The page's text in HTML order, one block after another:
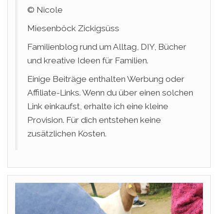
© Nicole
Miesenböck Zickigsüss
Familienblog rund um Alltag, DIY, Bücher
und kreative Ideen für Familien.
Einige Beiträge enthalten Werbung oder
Affiliate-Links. Wenn du über einen solchen
Link einkaufst, erhalte ich eine kleine
Provision. Für dich entstehen keine
zusätzlichen Kosten.